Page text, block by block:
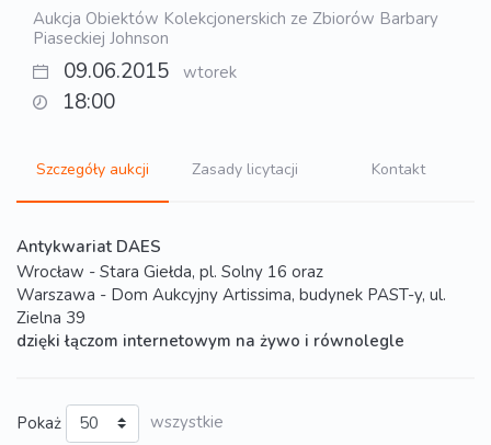
Aukcja Obiektów Kolekcjonerskich ze Zbiorów Barbary
Piaseckiej Johnson
09.06.2015 wtorek
18:00
Szczegóły aukcji Zasady licytacji Kontakt
Antykwariat DAES
Wrocław - Stara Giełda, pl. Solny 16 oraz
Warszawa - Dom Aukcyjny Artissima, budynek PAST-y, ul.
Zielna 39
dzięki łączom internetowym na żywo i równolegle
Pokaż wszystkie